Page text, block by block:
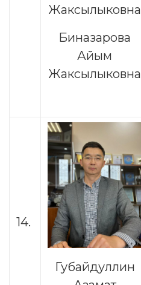
Жаксылыковна
Биназарова
Айым
Жаксылыковна
14.
Губайдуллин